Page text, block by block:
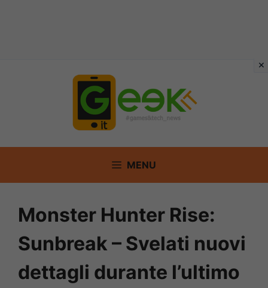
MENU
Monster Hunter Rise:
Sunbreak – Svelati nuovi
dettagli durante l’ultimo